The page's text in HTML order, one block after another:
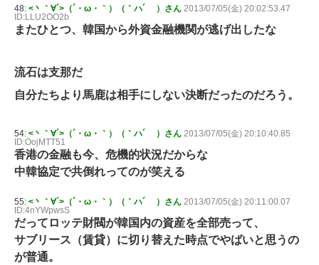
48: <丶｀∀´>（´・ω・｀）（｀ハ´ ）さん 2013/07/05(金) 20:02:53.47
ID:LLU2OO2b
またひとつ、韓国から外資金融機関が逃げ出したな
流石は支那だ
自分たちより馬鹿は相手にしない決断だったのだろう。
54: <丶｀∀´>（´・ω・｀）（｀ハ´ ）さん 2013/07/05(金) 20:10:40.85
ID:OojMTT51
香港の金融も今、危機的状況だからな
中韓協定で共倒れってのが笑える
55: <丶｀∀´>（´・ω・｀）（｀ハ´ ）さん 2013/07/05(金) 20:11:00.07
ID:4nYWpwsS
だってロッテ財閥が韓国内の資産を全部売って、
サブリース（賃貸）に切り替えた時点でやばいと思うの
が普通。